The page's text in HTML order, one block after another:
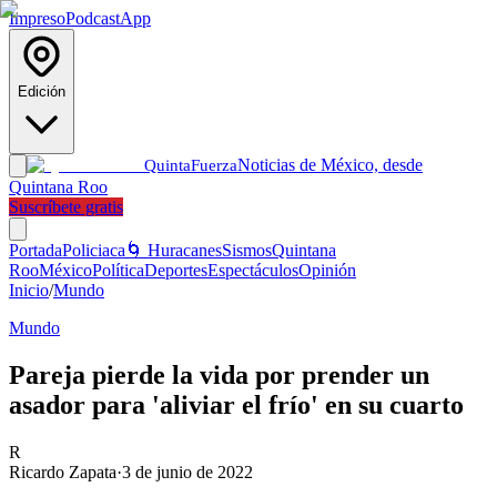
ImpresoPodcastApp
Edición
QuintaFuerzaNoticias de México, desde
Quintana Roo
Suscríbete gratis
PortadaPoliciaca 🌀 HuracanesSismosQuintana
RooMéxicoPolíticaDeportesEspectáculosOpinión
Inicio/Mundo
Mundo
Pareja pierde la vida por prender un
asador para 'aliviar el frío' en su cuarto
R
Ricardo Zapata·3 de junio de 2022